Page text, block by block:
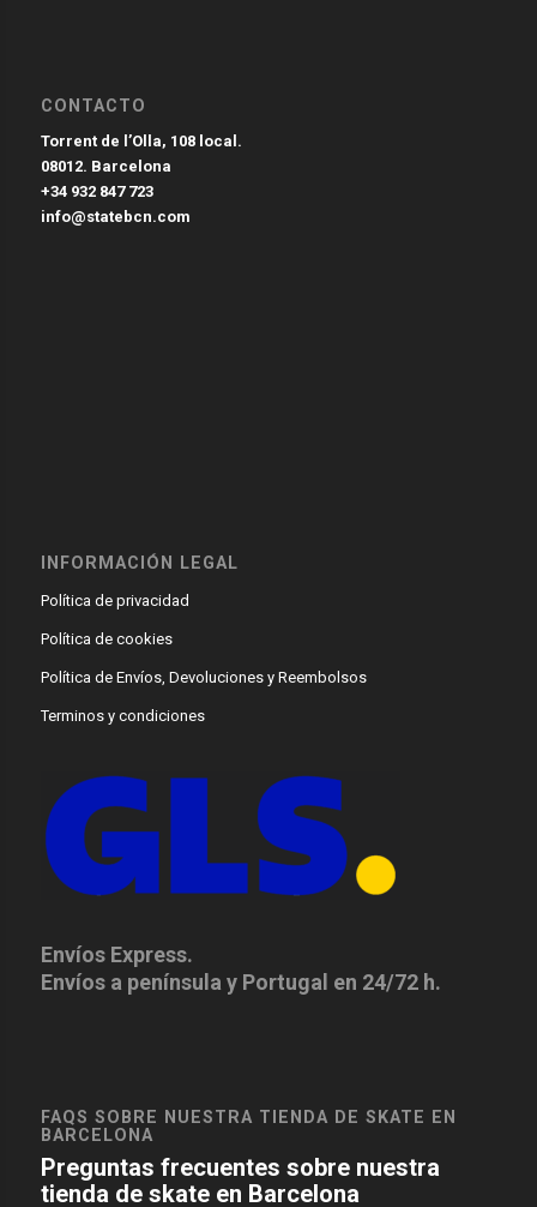
CONTACTO
Torrent de l’Olla, 108 local.
08012. Barcelona
+34 932 847 723
info@statebcn.com
INFORMACIÓN LEGAL
Política de privacidad
Política de cookies
Política de Envíos, Devoluciones y Reembolsos
Terminos y condiciones
Envíos Express.
Envíos a península y Portugal en 24/72 h.
FAQS SOBRE NUESTRA TIENDA DE SKATE EN
BARCELONA
Preguntas frecuentes sobre nuestra
tienda de skate en Barcelona